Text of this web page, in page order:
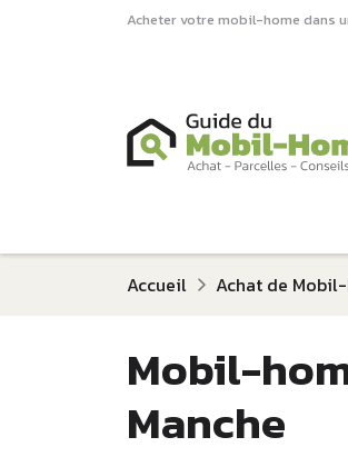
Acheter votre mobil-home dans
Accueil Achat de
Mobil-
Manche